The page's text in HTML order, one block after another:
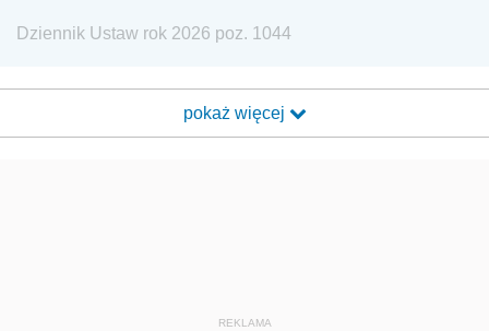
Dziennik Ustaw rok 2026 poz. 1044
pokaż więcej
REKLAMA